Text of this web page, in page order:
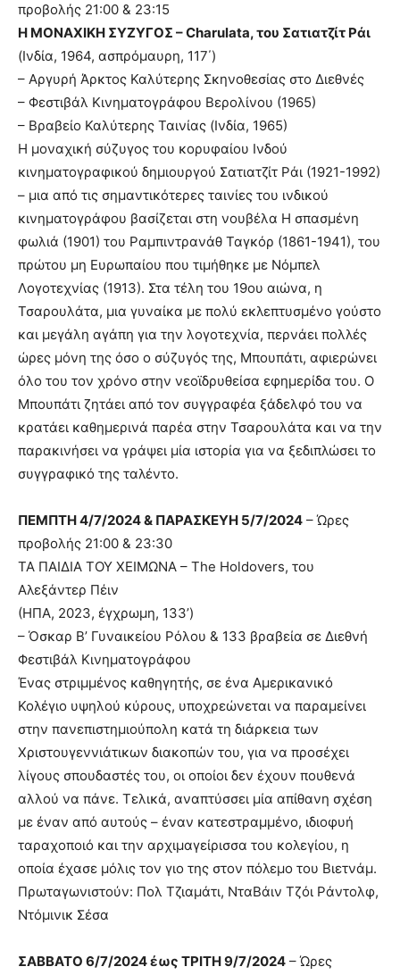
προβολής 21:00 & 23:15
Η ΜΟΝΑΧΙΚΗ ΣΥΖΥΓΟΣ – Charulata, του Σατιατζίτ Ράι
(Ινδία, 1964, ασπρόμαυρη, 117΄)
– Αργυρή Άρκτος Καλύτερης Σκηνοθεσίας στο Διεθνές
– Φεστιβάλ Κινηματογράφου Βερολίνου (1965)
– Βραβείο Καλύτερης Ταινίας (Ινδία, 1965)
Η μοναχική σύζυγος του κορυφαίου Ινδού
κινηματογραφικού δημιουργού Σατιατζίτ Ράι (1921-1992)
– μια από τις σημαντικότερες ταινίες του ινδικού
κινηματογράφου βασίζεται στη νουβέλα Η σπασμένη
φωλιά (1901) του Ραμπιντρανάθ Ταγκόρ (1861-1941), του
πρώτου μη Ευρωπαίου που τιμήθηκε με Νόμπελ
Λογοτεχνίας (1913). Στα τέλη του 19ου αιώνα, η
Τσαρουλάτα, μια γυναίκα με πολύ εκλεπτυσμένο γούστο
και μεγάλη αγάπη για την λογοτεχνία, περνάει πολλές
ώρες μόνη της όσο ο σύζυγός της, Μπουπάτι, αφιερώνει
όλο του τον χρόνο στην νεοϊδρυθείσα εφημερίδα του. Ο
Μπουπάτι ζητάει από τον συγγραφέα ξάδελφό του να
κρατάει καθημερινά παρέα στην Τσαρουλάτα και να την
παρακινήσει να γράψει μία ιστορία για να ξεδιπλώσει το
συγγραφικό της ταλέντο.
ΠΕΜΠΤΗ 4/7/2024 & ΠΑΡΑΣΚΕΥΗ 5/7/2024 – Ώρες
προβολής 21:00 & 23:30
ΤΑ ΠΑΙΔΙΑ ΤΟΥ ΧΕΙΜΩΝΑ – The Holdovers, του
Αλεξάντερ Πέιν
(ΗΠΑ, 2023, έγχρωμη, 133’)
– Όσκαρ Β’ Γυναικείου Ρόλου & 133 βραβεία σε Διεθνή
Φεστιβάλ Κινηματογράφου
Ένας στριμμένος καθηγητής, σε ένα Αμερικανικό
Κολέγιο υψηλού κύρους, υποχρεώνεται να παραμείνει
στην πανεπιστημιούπολη κατά τη διάρκεια των
Χριστουγεννιάτικων διακοπών του, για να προσέχει
λίγους σπουδαστές του, οι οποίοι δεν έχουν πουθενά
αλλού να πάνε. Τελικά, αναπτύσσει μία απίθανη σχέση
με έναν από αυτούς – έναν κατεστραμμένο, ιδιοφυή
ταραχοποιό και την αρχιμαγείρισσα του κολεγίου, η
οποία έχασε μόλις τον γιο της στον πόλεμο του Βιετνάμ.
Πρωταγωνιστούν: Πολ Τζιαμάτι, ΝταΒάιν Τζόι Ράντολφ,
Ντόμινικ Σέσα
ΣΑΒΒΑΤΟ 6/7/2024 έως ΤΡΙΤΗ 9/7/2024 – Ώρες